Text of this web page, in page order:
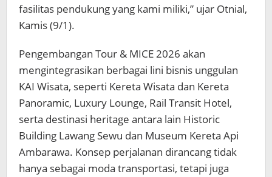
fasilitas pendukung yang kami miliki,” ujar Otnial,
Kamis (9/1).
Pengembangan Tour & MICE 2026 akan
mengintegrasikan berbagai lini bisnis unggulan
KAI Wisata, seperti Kereta Wisata dan Kereta
Panoramic, Luxury Lounge, Rail Transit Hotel,
serta destinasi heritage antara lain Historic
Building Lawang Sewu dan Museum Kereta Api
Ambarawa. Konsep perjalanan dirancang tidak
hanya sebagai moda transportasi, tetapi juga